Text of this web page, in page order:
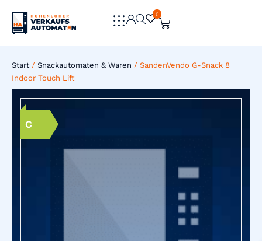
0
0
Start / Snackautomaten & Waren / SandenVendo G-Snack 8
Indoor Touch Lift
C